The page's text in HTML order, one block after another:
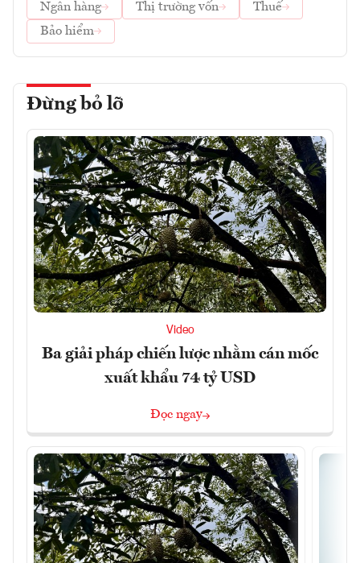
Ngân hàng
Thị trường vốn
Thuế
Bảo hiểm
Đừng bỏ lỡ
Video
Ba giải pháp chiến lược nhằm cán mốc
xuất khẩu 74 tỷ USD
Đọc ngay